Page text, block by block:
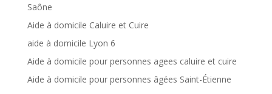
Saône
Aide à domicile Caluire et Cuire
aide à domicile Lyon 6
Aide à domicile pour personnes agees caluire et cuire
Aide à domicile pour personnes âgées Saint-Étienne